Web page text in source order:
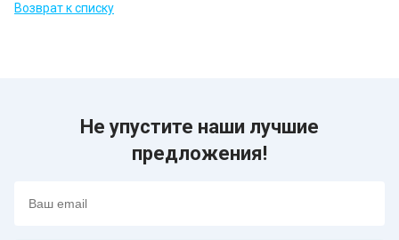
Возврат к списку
Не упустите наши лучшие
предложения!